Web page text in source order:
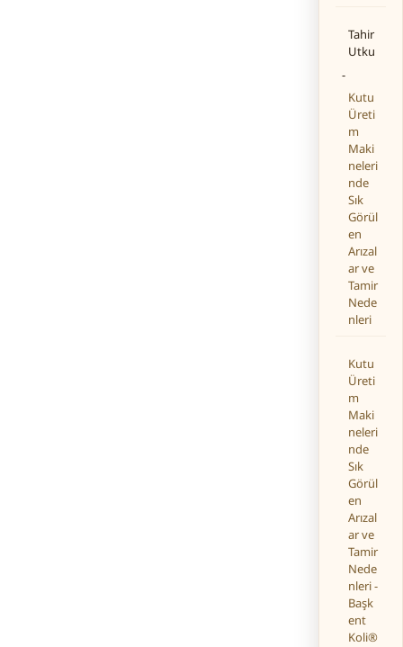
Tahir
Utku
-
Kutu
Üreti
m
Maki
neleri
nde
Sık
Görül
en
Arızal
ar ve
Tamir
Nede
nleri
Kutu
Üreti
m
Maki
neleri
nde
Sık
Görül
en
Arızal
ar ve
Tamir
Nede
nleri -
Başk
ent
Koli®